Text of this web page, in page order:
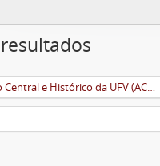
Arquivo Central e Histórico da UFV (ACH-UFV)